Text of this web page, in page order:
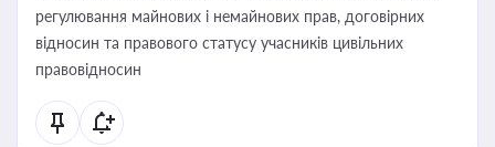
регулювання майнових і немайнових прав, договірних
відносин та правового статусу учасників цивільних
правовідносин